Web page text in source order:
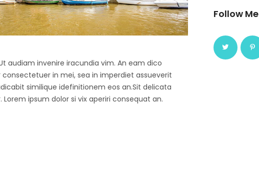
audiam invenire iracundia vim. An eam dico
in mei, sea in imperdiet assueverit
similique idefinitionem eos an.Sit delicata
ipsum dolor si vix aperiri consequat an.
Follow Me